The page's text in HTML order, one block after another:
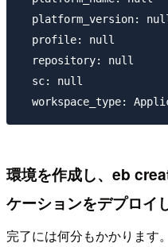
platform_version:
  profile: null
  repository: null
  sc: null
環境を作成し、eb
ケーションをデプロイ
完了には何分もかかります